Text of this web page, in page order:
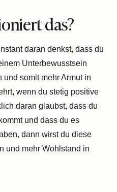
das?
daran denkst, dass du
Unterbewusstsein
somit mehr Armut in
wenn du stetig positive
daran glaubst, dass du
und dass du es
dann wirst du diese
und mehr Wohlstand in